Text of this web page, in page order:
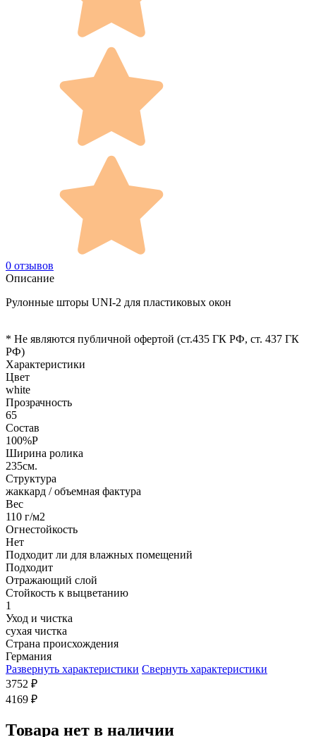
0 отзывов
Описание
Рулонные шторы UNI-2 для пластиковых окон
* Не являются публичной офертой (ст.435 ГК РФ, cт. 437 ГК
РФ)
Характеристики
Цвет
white
Прозрачность
65
Состав
100%P
Ширина ролика
235см.
Структура
жаккард / объемная фактура
Вес
110 г/м2
Огнестойкость
Нет
Подходит ли для влажных помещений
Подходит
Отражающий слой
Стойкость к выцветанию
1
Уход и чистка
сухая чистка
Страна происхождения
Германия
Развернуть характеристики Свернуть характеристики
3752 ₽
4169 ₽
Товара нет в наличии